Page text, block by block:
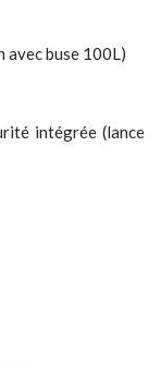
avec buse 100L)
intégrée (lance